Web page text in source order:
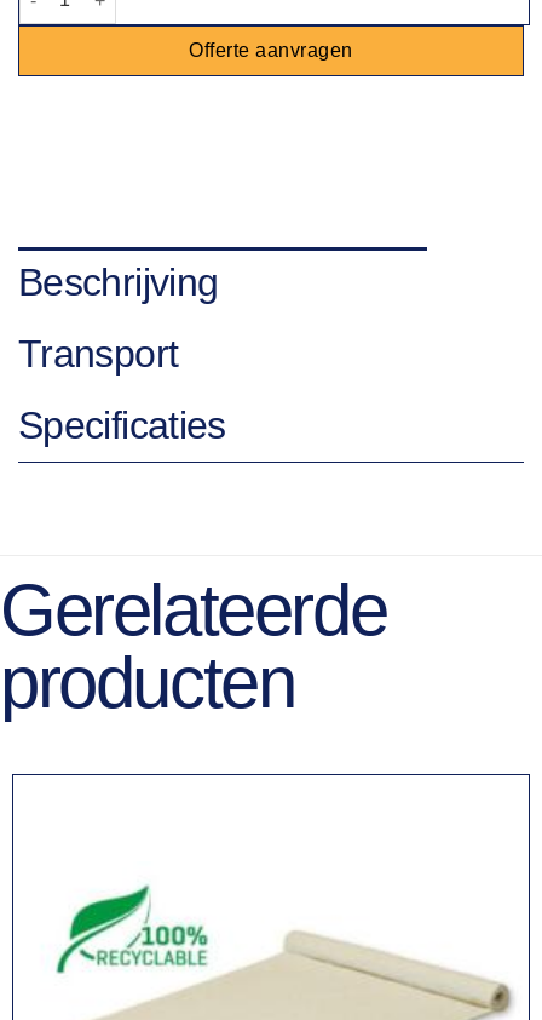
Offerte aanvragen
Beschrijving
Transport
Specificaties
Gerelateerde
producten